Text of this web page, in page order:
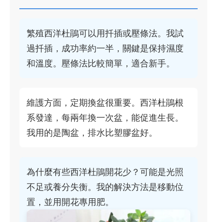
繁殖西洋杜鵑可以用扦插或壓條法。我試
過扦插，成功率約一半，關鍵是保持濕度
和溫度。壓條法比較簡單，適合新手。
維護方面，定期換盆很重要。西洋杜鵑根
系發達，每兩年換一次盆，能促進生長。
我用的是陶盆，排水比塑膠盆好。
為什麼有些西洋杜鵑開花少？可能是光照
不足或養分失衡。我的解決方法是移動位
置，並用開花專用肥。